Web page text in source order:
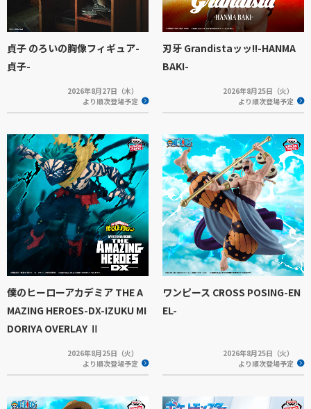
貞子 のろいの胸像フィギュア-
貞子-
2026年8月27日（木）
より順次登場予定
刃牙 Grandistaッッ!!-HANMA
BAKI-
2026年8月25日（火）
より順次登場予定
僕のヒーローアカデミア THE A
MAZING HEROES-DX-IZUKU MI
DORIYA OVERLAY Ⅱ
2026年8月25日（火）
より順次登場予定
ワンピース CROSS POSING-EN
EL-
2026年8月25日（火）
より順次登場予定